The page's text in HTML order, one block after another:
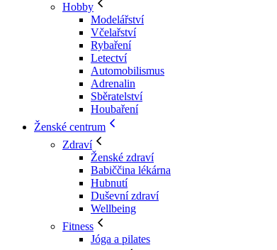
Hobby
Modelářství
Včelařství
Rybaření
Letectví
Automobilismus
Adrenalin
Sběratelství
Houbaření
Ženské centrum
Zdraví
Ženské zdraví
Babiččina lékárna
Hubnutí
Duševní zdraví
Wellbeing
Fitness
Jóga a pilates